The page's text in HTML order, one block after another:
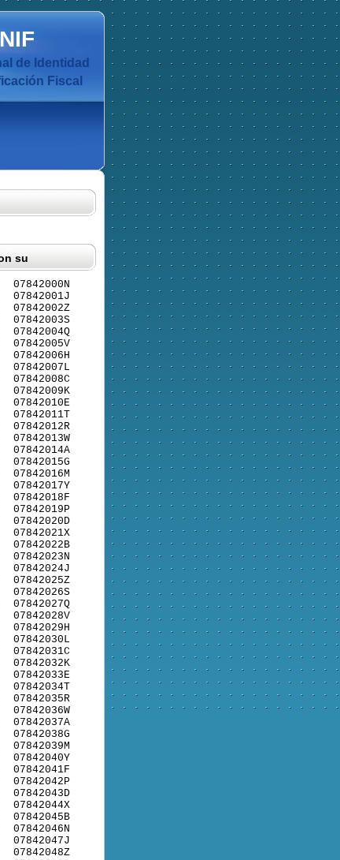
NIF
de Identidad
Fiscal
su
07842000N
07842001J
07842002Z
07842003S
07842004Q
07842005V
07842006H
07842007L
07842008C
07842009K
07842010E
07842011T
07842012R
07842013W
07842014A
07842015G
07842016M
07842017Y
07842018F
07842019P
07842020D
07842021X
07842022B
07842023N
07842024J
07842025Z
07842026S
07842027Q
07842028V
07842029H
07842030L
07842031C
07842032K
07842033E
07842034T
07842035R
07842036W
07842037A
07842038G
07842039M
07842040Y
07842041F
07842042P
07842043D
07842044X
07842045B
07842046N
07842047J
07842048Z